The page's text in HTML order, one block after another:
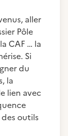
aller
Pôle
CAF … la
Si
du
la
lien avec
des outils